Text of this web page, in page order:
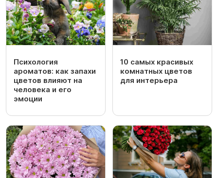
Психология
ароматов: как запахи
цветов влияют на
человека и его
эмоции
10 самых красивых
комнатных цветов
для интерьера